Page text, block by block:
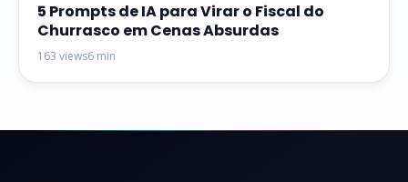
5 Prompts de IA para Virar o Fiscal do
Churrasco em Cenas Absurdas
163 views6 min